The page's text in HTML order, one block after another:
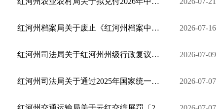
红河州档案局关于废止《红河州档案中介服务机构管理办法》及调整档案非行政许可类政务服务事项的通告 2026-07-16
红河州司法局关于红河州州级行政复议专家库拟入库人员名单公示 2026-07-09
红河州司法局关于通过2025年国家统一法律职业资格考试的2026年应届毕业生申请授予法律职业资格相关事宜... 2026-07-07